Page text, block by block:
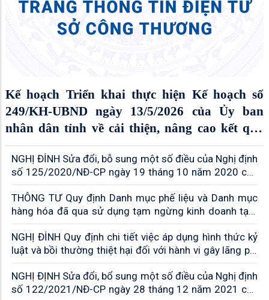
Kế hoạch Triển khai thực hiện Kế hoạch số
249/KH-UBND ngày 13/5/2026 của Ủy ban
nhân dân tỉnh về cải thiện, nâng cao kết quả
đánh giá công tác phòng, chống tham nhũng
cấp tỉnh
NGHỊ ĐİNH Sửa đổi, bỗ sung một số điều của Nghị định
số 125/2020/NĐ-СР ngày 19 tháng 10 năm 2020 của
Chính phủ quy định xử phạt vi phạm hành chính về thuế,
hóa đơn được sửa đổi, bổ sung bởi Nghị định số
102/2021/NĐ-CP ngày 16 tháng 11 năm 2021 của
Chính p
THÔNG TƯ Quy định Danh mục phế liệu và Danh mục
hàng hóa đã qua sử dụng tạm ngừng kinh doanh tạm
nhập, tái xuất, chuyển khẩu
NGHỊ ĐİNH Quy định chi tiết việc áp dụng hình thức kỷ
luật và bồi thường thiệt hại đối với hành vi gây lãng phí
và hành vi vi phạm trong tổ chức thực hiện phòng,
chống lãng phí
NGHỊ ĐỊNH Sửa đổi, bổ sung một số điều của Nghị định
số 122/2021/NĐ-CP ngày 28 tháng 12 năm 2021 của